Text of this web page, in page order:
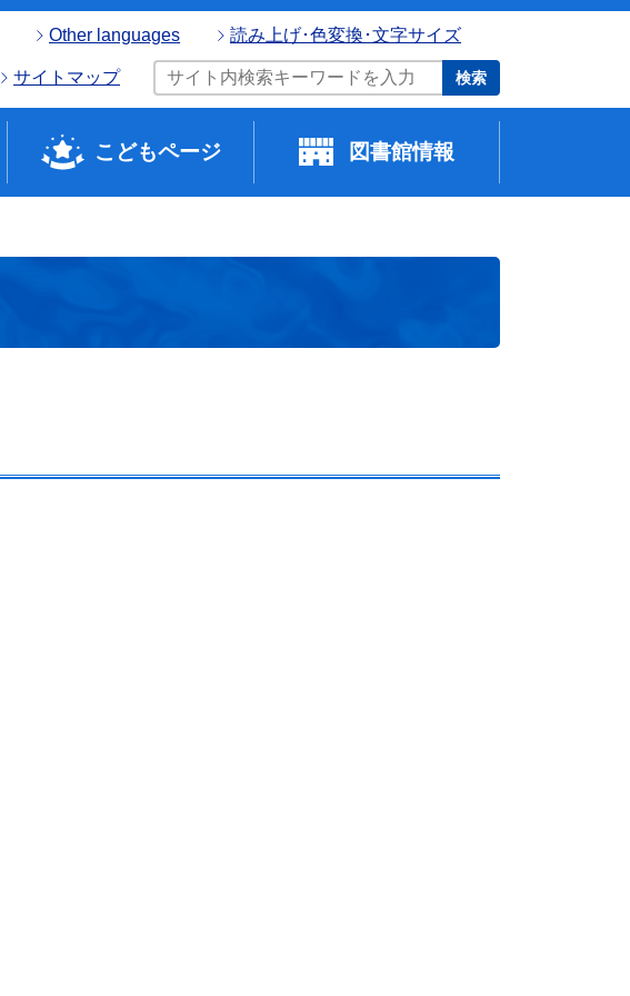
Other languages 読み上げ･色変換･文字サイズ
サイトマップ 検索
こどもページ 図書館情報